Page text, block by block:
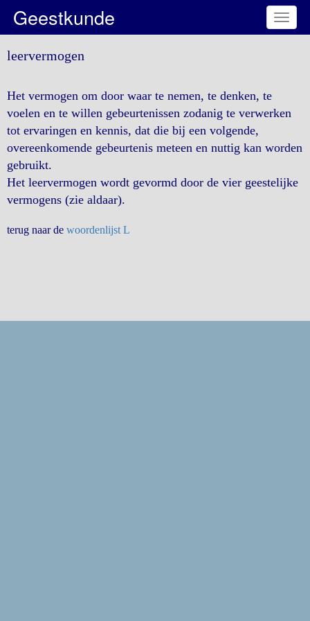
Toggle
Geestkunde
leervermogen
Het vermogen om door waar te nemen, te denken, te
voelen en te willen gebeurtenissen zodanig te verwerken
tot ervaringen en kennis, dat die bij een volgende,
overeenkomende gebeurtenis meteen en nuttig kan worden
gebruikt.
Het leervermogen wordt gevormd door de vier geestelijke
vermogens (zie aldaar).
terug naar de woordenlijst L